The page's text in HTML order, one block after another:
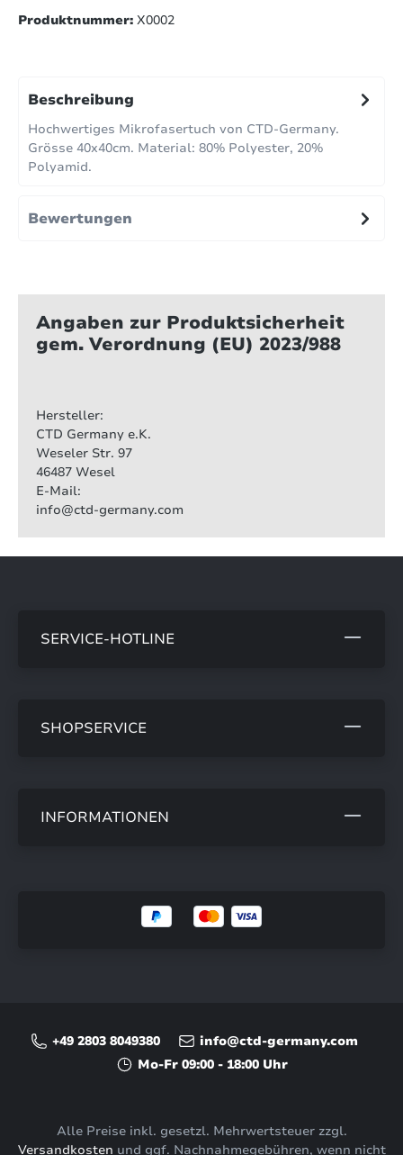
Produktnummer: X0002
Beschreibung
Hochwertiges Mikrofasertuch von CTD-Germany.
Grösse 40x40cm. Material: 80% Polyester, 20%
Polyamid.
Bewertungen
Angaben zur Produktsicherheit
gem. Verordnung (EU) 2023/988
Hersteller:
CTD Germany e.K.
Weseler Str. 97
46487 Wesel
E-Mail:
info@ctd-germany.com
SERVICE-HOTLINE
SHOPSERVICE
INFORMATIONEN
+49 2803 8049380
info@ctd-germany.com
Mo-Fr 09:00 - 18:00 Uhr
Alle Preise inkl. gesetzl. Mehrwertsteuer zzgl.
Versandkosten und ggf. Nachnahmegebühren, wenn nicht